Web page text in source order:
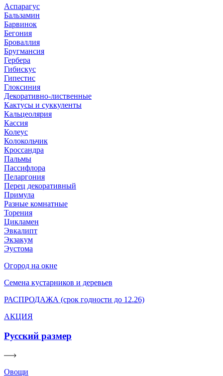
Аспарагус
Бальзамин
Барвинок
Бегония
Броваллия
Бругмансия
Гербера
Гибискус
Гипестис
Глоксиния
Декоративно-лиственные
Кактусы и суккуленты
Кальцеолярия
Кассия
Колеус
Колокольчик
Кроссандра
Пальмы
Пассифлора
Пеларгония
Перец декоративный
Примула
Разные комнатные
Торения
Цикламен
Эвкалипт
Экзакум
Эустома
Огород на окне
Семена кустарников и деревьев
РАСПРОДАЖА (срок годности до 12.26)
АКЦИЯ
Русский размер
Овощи